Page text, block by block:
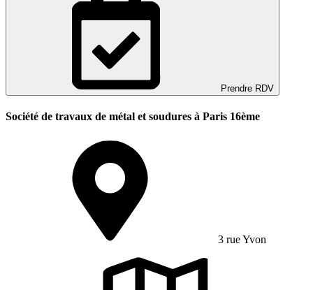
Prendre RDV
Société de travaux de métal et soudures à Paris 16ème
3 rue Yvon